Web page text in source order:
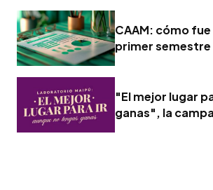
CAAM: cómo
primer semestre
"El mejor lugar
ganas", la